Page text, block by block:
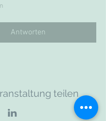
Antworten
teilen